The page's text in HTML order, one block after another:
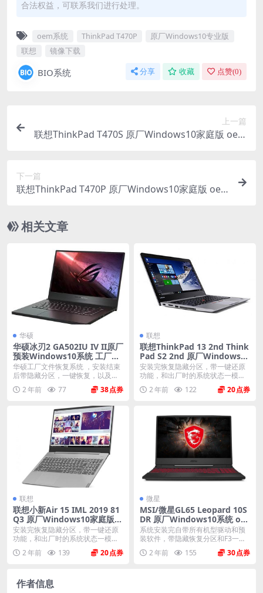
合法权益，可联系我们进行处理。
oem系统 ThinkPad T470P
原厂Windows10专业版
联想
镜像下载
BIO系统 分享 收藏 点赞(0)
上一篇
联想ThinkPad T470S 原厂Windows10家庭版 oem
下一篇
联想ThinkPad T470P 原厂Windows10家庭版 oe
相关文章
华硕
华硕冰刃2 GA502IU IV II原厂
预装Windows10系统 工厂模
式恢复
华硕工厂文件恢复系统 ，安装结束
后带隐藏分区，一键恢复，以及机
器所有驱动软件。 ...
2 年前 77 38
联想
联想ThinkPad 13 2nd Think
Pad S2 2nd 原厂Windows10
专业版 oem系统镜像下载
安装完恢复隐藏分区，带一键还原
功能，和出厂时的系统状态一模一
样。 机型(MTM)...
2 年前 122 20
联想
联想小新Air 15 IML 2019 81
Q3 原厂Windows10家庭版 o
em系统镜像下载
安装完恢复隐藏分区，带一键还原
功能，和出厂时的系统状态一模一
样。 机型(MTM)...
2 年前 139 20
微星
MSI/微星GL65 Leopard 10S
DR 原厂Windows10系统 oe
m系统 带F3一键恢复
系统安装完自带所有机型驱动和预
装软件，带隐藏恢复分区和F3一键
还原，恢复到新机开...
2 年前 155 30
作者信息